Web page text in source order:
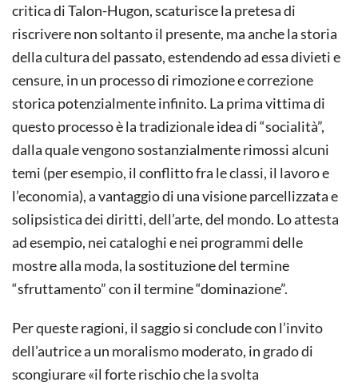
critica di Talon-Hugon, scaturisce la pretesa di
riscrivere non soltanto il presente, ma anche la storia
della cultura del passato, estendendo ad essa divieti e
censure, in un processo di rimozione e correzione
storica potenzialmente infinito. La prima vittima di
questo processo è la tradizionale idea di “socialità”,
dalla quale vengono sostanzialmente rimossi alcuni
temi (per esempio, il conflitto fra le classi, il lavoro e
l’economia), a vantaggio di una visione parcellizzata e
solipsistica dei diritti, dell’arte, del mondo. Lo attesta
ad esempio, nei cataloghi e nei programmi delle
mostre alla moda, la sostituzione del termine
“sfruttamento” con il termine “dominazione”.
Per queste ragioni, il saggio si conclude con l’invito
dell’autrice a un moralismo moderato, in grado di
scongiurare «il forte rischio che la svolta